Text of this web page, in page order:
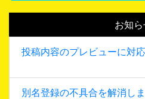
お知
投稿内容のプレビューに対
別名登録の不具合を解消し